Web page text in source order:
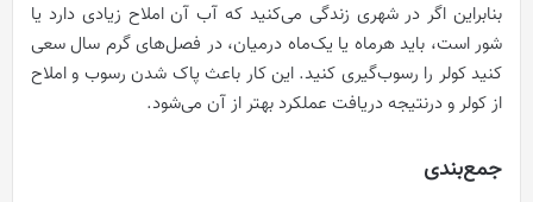
بنابراین اگر در شهری زندگی می‌کنید که آب آن املاح زیادی دارد یا
شور است، باید هرماه یا یک‌ماه درمیان، در فصل‌های گرم سال سعی
کنید کولر را رسوب‌گیری کنید. این کار باعث پاک شدن رسوب و املاح
از کولر و درنتیجه دریافت عملکرد بهتر از آن می‌شود.
جمع‌بندی